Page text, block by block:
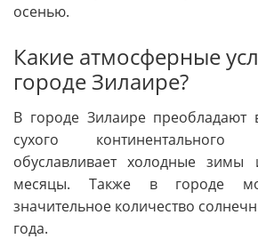
осенью.
Какие атмосферные
городе Зилаире?
В городе Зилаире преобладают
сухого
обуславливает холодные
месяцы. Также в городе
значительное количество
года.